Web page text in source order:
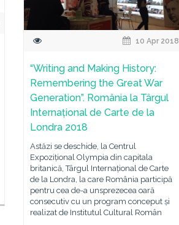
10 Apr 2018
“Writing and Making History:
Remembering the Great War
Generation”. România la Târgul
Internațional de Carte de la
Londra 2018
Astăzi se deschide, la Centrul
Expozițional Olympia din capitala
britanică, Târgul Internațional de Carte
de la Londra, la care România participă
pentru cea de-a unsprezecea oară
consecutiv cu un program conceput și
realizat de Institutul Cultural Român